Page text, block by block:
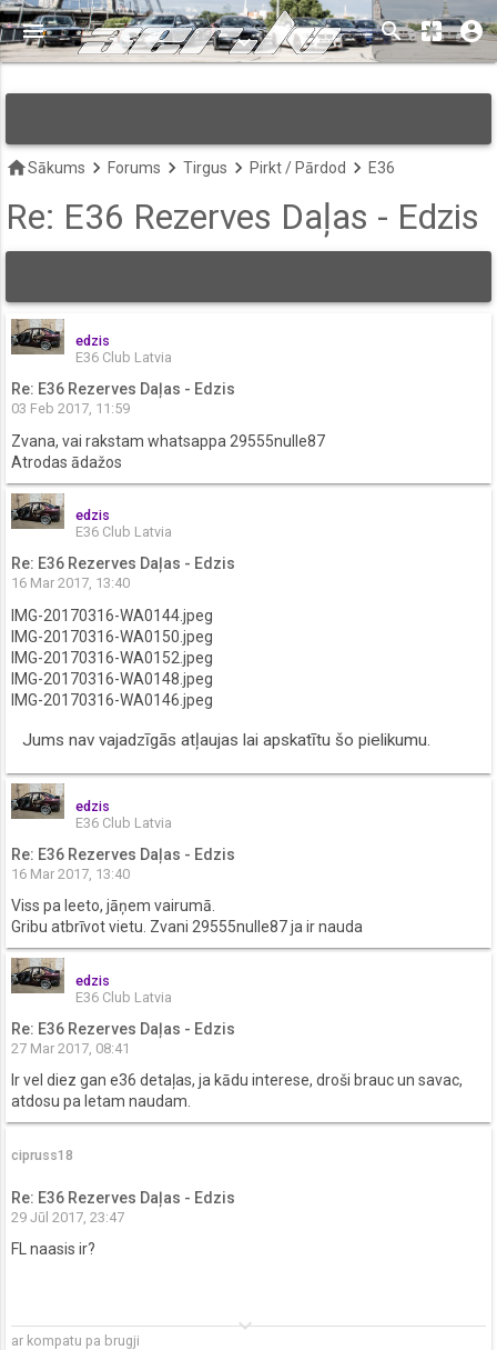
keyboard_arrow_down
menu search pages account_circle
homeSākums keyboard_arrow_right Forums keyboard_arrow_right Tirgus keyboard_arrow_right Pirkt / Pārdod keyboard_arrow_right E36
Re: E36 Rezerves Daļas - Edzis
edzis
E36 Club Latvia
Re: E36 Rezerves Daļas - Edzis
03 Feb 2017, 11:59
Zvana, vai rakstam whatsappa 29555nulle87
Atrodas ādažos
edzis
E36 Club Latvia
Re: E36 Rezerves Daļas - Edzis
16 Mar 2017, 13:40
IMG-20170316-WA0144.jpeg
IMG-20170316-WA0150.jpeg
IMG-20170316-WA0152.jpeg
IMG-20170316-WA0148.jpeg
IMG-20170316-WA0146.jpeg
Jums nav vajadzīgās atļaujas lai apskatītu šo pielikumu.
edzis
E36 Club Latvia
Re: E36 Rezerves Daļas - Edzis
16 Mar 2017, 13:40
Viss pa leeto, jāņem vairumā.
Gribu atbrīvot vietu. Zvani 29555nulle87 ja ir nauda
edzis
E36 Club Latvia
Re: E36 Rezerves Daļas - Edzis
27 Mar 2017, 08:41
Ir vel diez gan e36 detaļas, ja kādu interese, droši brauc un savac,
atdosu pa letam naudam.
cipruss18
Re: E36 Rezerves Daļas - Edzis
29 Jūl 2017, 23:47
FL naasis ir?
keyboard_arrow_down
ar kompatu pa brugji